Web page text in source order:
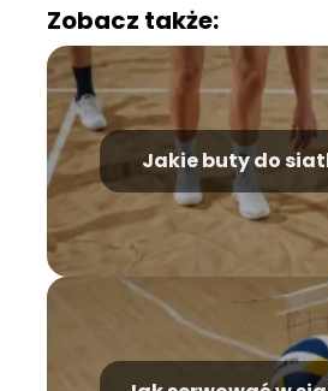
Zobacz także:
Jakie buty do